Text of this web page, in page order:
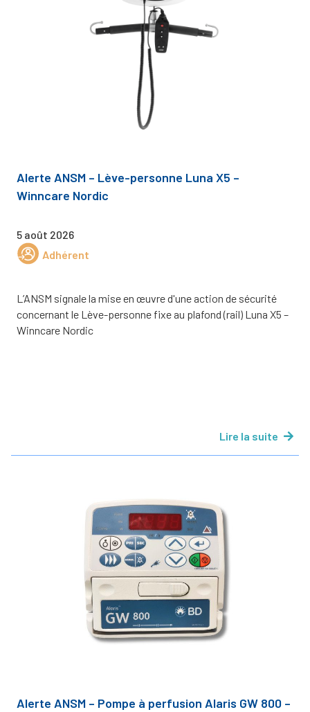
Alerte ANSM – Lève-personne Luna X5 –
Winncare Nordic
5 août 2026
Adhérent
L’ANSM signale la mise en œuvre d'une action de sécurité
concernant le Lève-personne fixe au plafond (rail) Luna X5 –
Winncare Nordic
Lire la suite
Alerte ANSM – Pompe à perfusion Alaris GW 800 –